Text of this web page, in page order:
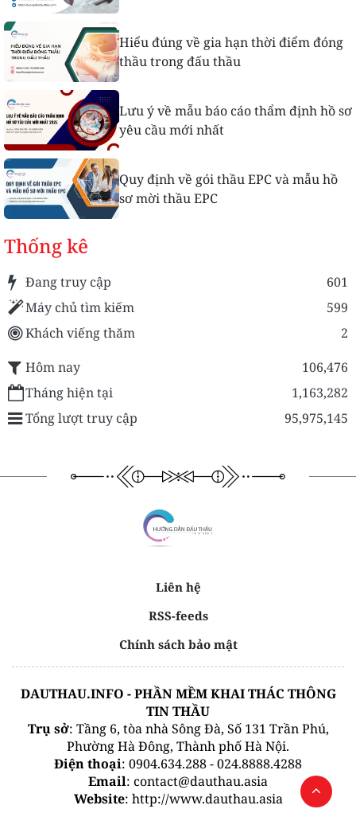
Hiểu đúng về gia hạn thời điểm đóng
thầu trong đấu thầu
Lưu ý về mẫu báo cáo thẩm định hồ sơ
yêu cầu mới nhất
Quy định về gói thầu EPC và mẫu hồ
sơ mời thầu EPC
Thống kê
Đang truy cập
601
Máy chủ tìm kiếm
599
Khách viếng thăm
2
Hôm nay
106,476
Tháng hiện tại
1,163,282
Tổng lượt truy cập
95,975,145
Liên hệ
RSS-feeds
Chính sách bảo mật
DAUTHAU.INFO - PHẦN MỀM KHAI THÁC THÔNG
TIN THẦU
Trụ sở: Tầng 6, tòa nhà Sông Đà, Số 131 Trần Phú,
Phường Hà Đông, Thành phố Hà Nội.
Điện thoại: 0904.634.288 - 024.8888.4288
Email: contact@dauthau.asia
Website: http://www.dauthau.asia